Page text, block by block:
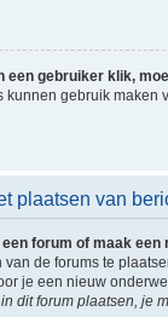
een gebruiker klik,
gebruik maken
plaatsen van
forum of maak een
de forums te
je een nieuw
dit forum plaatsen, je